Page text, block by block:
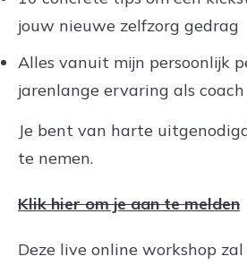
jouw nieuwe zelfzorg gedrag
Alles vanuit mijn persoonlijk
jarenlange ervaring als coach
Je bent van harte
te nemen.
Klik hier om je aan te melden
Deze live online workshop